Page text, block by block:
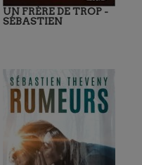
UN FRÈRE DE TROP -
SÉBASTIEN